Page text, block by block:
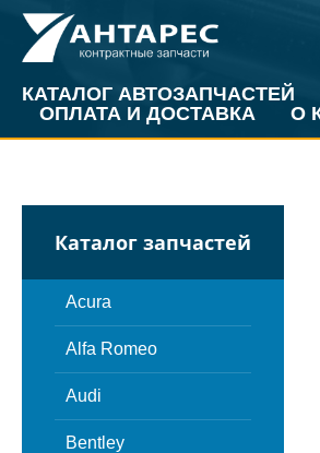
КАТАЛОГ АВТОЗАПЧАСТЕЙ
ОПЛАТА И ДОСТАВКА
О
Каталог запчастей
Acura
Alfa Romeo
Audi
Bentley